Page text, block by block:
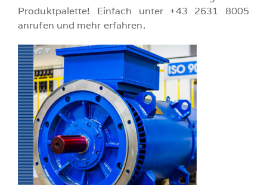
Produktpalette! Einfach unter +43 2631 8005
anrufen und mehr erfahren.